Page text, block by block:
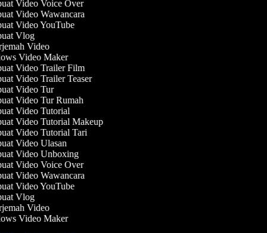
Video Voice Over
Video Wawancara
Video YouTube
Vlog
Video
Video Maker
Video Trailer Film
Video Trailer Teaser
Video Tur
Video Tur Rumah
Video Tutorial
Video Tutorial Makeup
Video Tutorial Tari
Video Ulasan
Video Unboxing
Video Voice Over
Video Wawancara
Video YouTube
Vlog
Video
Video Maker